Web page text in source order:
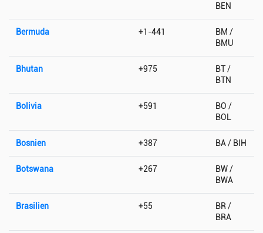
BEN
Bermuda +1-441
BM /
BMU
Bhutan +975
BT /
BTN
Bolivia +591
BO /
BOL
Bosnien +387 BA / BIH
Botswana +267
BW /
BWA
Brasilien +55
BR /
BRA